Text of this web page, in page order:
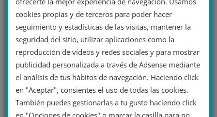
cookies propias y de terceros para poder hacer
seguimiento y estadísticas de las visitas, mantener la
seguridad del sitio, utilizar aplicaciones como la
reproducción de vídeos y redes sociales y para mostrar
publicidad personalizada a través de Adsense mediante
el análisis de tus hábitos de navegación. Haciendo click
en "Aceptar", consientes el uso de todas las cookies.
También puedes gestionarlas a tu gusto haciendo click
en "Opciones de cookies" o marcar la casilla para no